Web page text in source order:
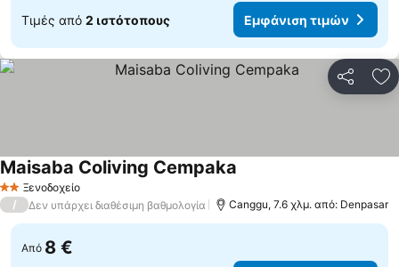
Τιμές από 2 ιστότοπους Εμφάνιση τιμών
2 ΑστέριαΞενοδοχείο
Maisaba Coliving Cempaka
/ Δεν υπάρχει διαθέσιμη βαθμολογία Canggu, 7.6 χλμ. από: Denpasar
Από 8 €